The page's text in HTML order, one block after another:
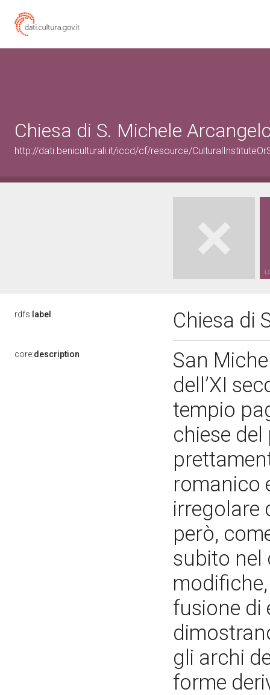
Chiesa di S. Michele
http://dati.beniculturali.it/iccd/cf/resource/
rdfs: label Chiesa di
core:description
San
dell’XI
tempio
chiese
romanico
irregolare
però,
subito nel
fusione di
gli archi
forme